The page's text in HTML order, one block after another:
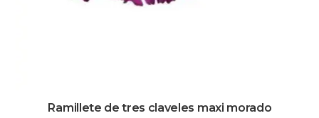
Ramillete de tres claveles maxi morado